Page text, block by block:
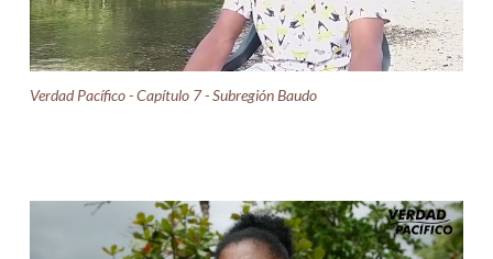
Verdad Pacífico - Capítulo 7 - Subregión Baudo